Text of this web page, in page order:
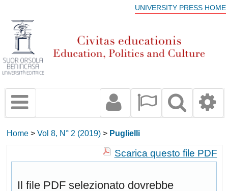
UNIVERSITY PRESS HOME
Home >Vol 8, N° 2 (2019) > Puglielli
Scarica questo file PDF
Il file PDF selezionato dovrebbe